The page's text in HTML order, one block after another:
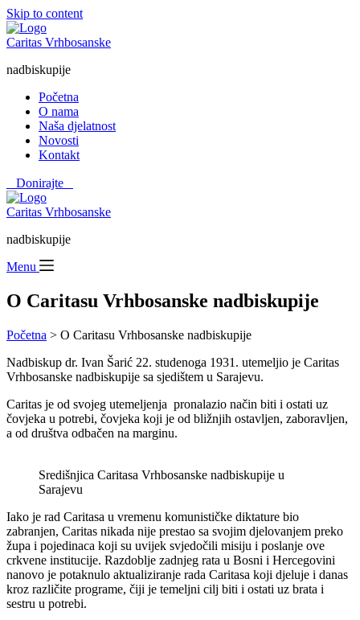
Skip to content
Caritas Vrhbosanske
nadbiskupije
Početna
O nama
Naša djelatnost
Novosti
Kontakt
⠀Donirajte⠀
Caritas Vrhbosanske
nadbiskupije
Menu
O Caritasu Vrhbosanske nadbiskupije
Početna > O Caritasu Vrhbosanske nadbiskupije
Nadbiskup dr. Ivan Šarić 22. studenoga 1931. utemeljio je Caritas
Vrhbosanske nadbiskupije sa sjedištem u Sarajevu.
Caritas je od svojeg utemeljenja pronalazio način biti i ostati uz
čovjeka u potrebi, čovjeka koji je od bližnjih ostavljen, zaboravljen,
a od društva odbačen na marginu.
Središnjica Caritasa Vrhbosanske nadbiskupije u
Sarajevu
Iako je rad Caritasa u vremenu komunističke diktature bio
zabranjen, Caritas nikada nije prestao sa svojim djelovanjem preko
župa i pojedinaca koji su uvijek svjedočili misiju i poslanje ove
crkvene institucije. Razdoblje zadnjeg rata u Bosni i Hercegovini
nanovo je potaknulo aktualiziranje rada Caritasa koji djeluje i danas
kroz različite programe, čiji je temeljni cilj biti i ostati uz brata i
sestru u potrebi.